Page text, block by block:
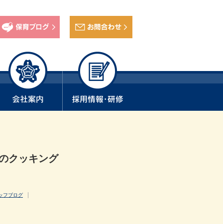
クッキング
フブログ